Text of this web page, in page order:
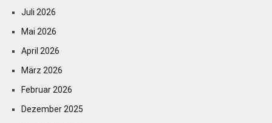
Juli 2026
Mai 2026
April 2026
März 2026
Februar 2026
Dezember 2025